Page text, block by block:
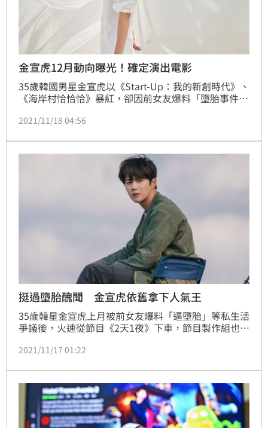
金宣虎12月動向曝光！確定演出電影
35歲韓國男星金宣虎以《Start-Up：我的新創時代》、
《海岸村恰恰恰》暴紅，卻因前女友爆料「墮胎事件」
前女友說謊後，風向才產生變化，最近新工作動向也曝
2021/11/18 04:56
挺過墮胎醜聞 金宣虎依舊拿下人氣王
35歲韓星金宣虎上月被前女友爆料「逼墮胎」等私生活
爭議後，火速從節目《2天1夜》下車，節目製作組也連
後，風向才產生變化，代言的廣告商也紛紛回過頭合
更讓他奪得AAA最佳男演員人氣賞。
2021/11/17 01:22